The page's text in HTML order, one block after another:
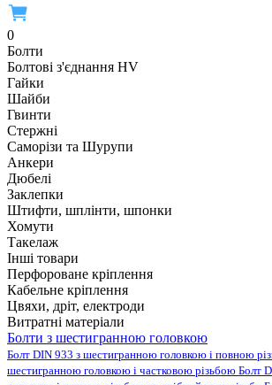
0
Болти
Болтові з'єднання HV
Гайки
Шайби
Гвинти
Стержні
Саморізи та Шурупи
Анкери
Дюбелі
Заклепки
Штифти, шплінти, шпонки
Хомути
Такелаж
Інші товари
Перфороване кріплення
Кабельне кріплення
Цвяхи, дріт, електроди
Витратні матеріали
Болти з шестигранною головкою
Болт DIN 933 з шестигранною головкою і повною
шестигранною головкою і частковою різьбою Болт